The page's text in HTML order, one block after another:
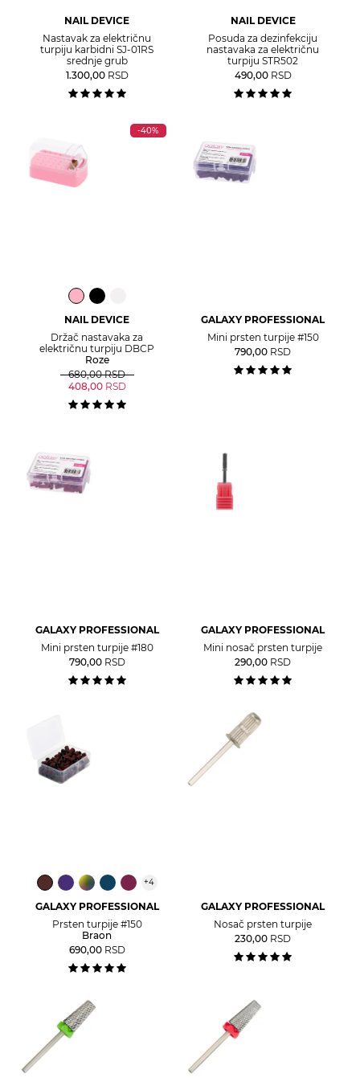
NAIL DEVICE
Nastavak za električnu
turpiju karbidni SJ-01RS
srednje grub
1.300,00 RSD
NAIL DEVICE
Posuda za dezinfekciju
nastavaka za električnu
turpiju STR502
490,00 RSD
-40%
NAIL DEVICE
Držač nastavaka za
električnu turpiju DBCP
Roze
680,00 RSD
408,00 RSD
GALAXY PROFESSIONAL
Mini prsten turpije #150
790,00 RSD
GALAXY PROFESSIONAL
Mini prsten turpije #180
790,00 RSD
GALAXY PROFESSIONAL
Mini nosač prsten turpije
290,00 RSD
+4
GALAXY PROFESSIONAL
Prsten turpije #150
Braon
690,00 RSD
GALAXY PROFESSIONAL
Nosač prsten turpije
230,00 RSD